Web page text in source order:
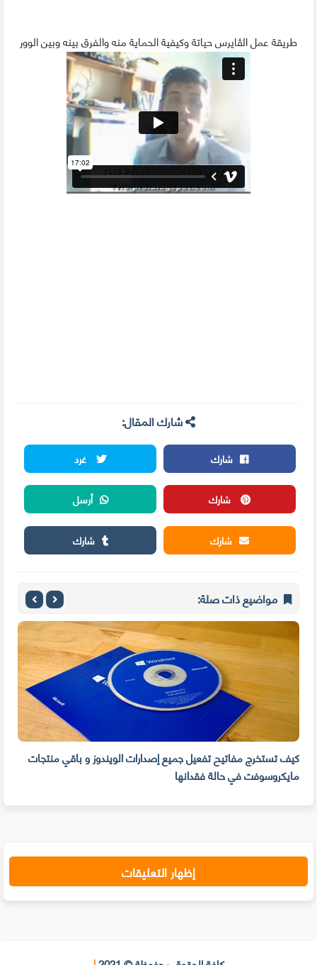
طريقة عمل الڤايرس حياتة وكيفية الحماية منه والفرق بينه وبين الوور
شارك المقال:
شارك
غرد
شارك
أرسل
شارك
شارك
مواضيع ذات صلة:
كيف تستخرج مفاتيح تفعيل جميع إصدارات الويندوز و باقي منتجات
مايكروسوفت في حالة فقدانها
إظهار التعليقات